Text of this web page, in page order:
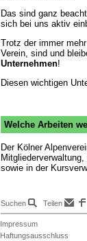
Das sind ganz
sich bei uns aktiv
Trotz der immer
Verein, sind und
Unternehmen!
Diesen wichtigen
Welche Arbeiten
Der Kölner
sowie in der
Suchen Teilen
Impressum
Haftungsausschluss